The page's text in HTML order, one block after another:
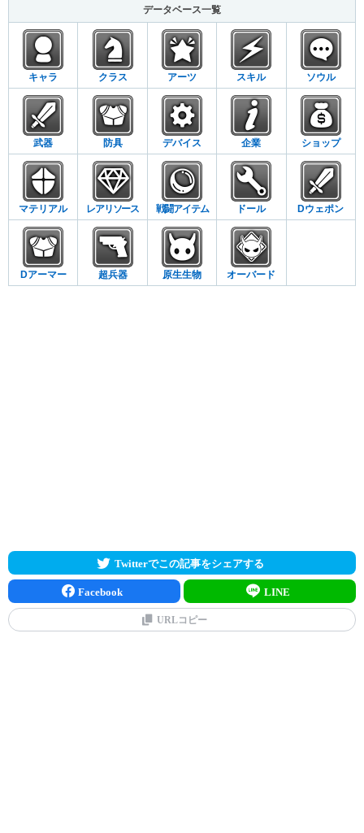
データベース一覧
キャラ クラス アーツ スキル ソウル
武器 防具 デバイス 企業 ショップ
マテリアル レアリソース 戦闘アイテム ドール Dウェポン
Dアーマー 超兵器 原生生物 オーバード
Twitterでこの記事をシェアする
Facebook LINE
URLコピー